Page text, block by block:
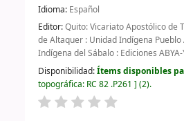
Idioma: Español
Editor:Quito: Vicariato Apostólico de
de Altaquer : Unidad Indígena Pueblo
Indígena del Sábalo : Ediciones
Disponibilidad:Ítems disponibles
topográfica: RC 82 .P261 (2).